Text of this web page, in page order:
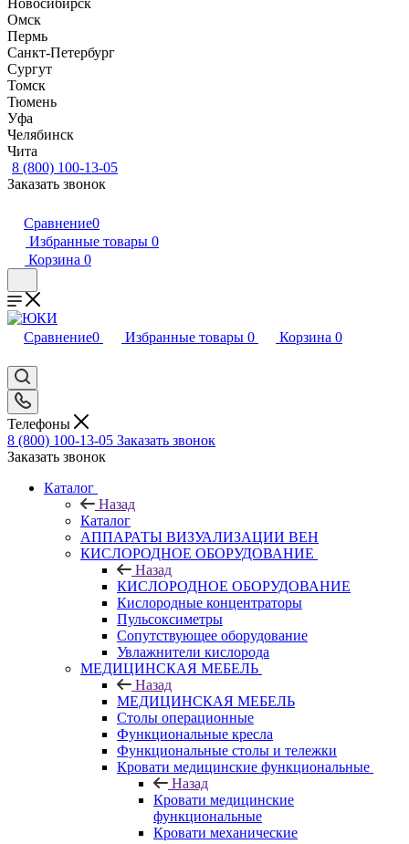
Омск
Пермь
Санкт-Петербург
Сургут
Томск
Тюмень
Уфа
Челябинск
Чита
8 (800) 100-13-05
Заказать звонок
Сравнение0
Избранные товары 0
Корзина 0
Сравнение0 Избранные товары 0 Корзина 0
Телефоны
8 (800) 100-13-05 Заказать звонок
Заказать звонок
Каталог
Назад
Каталог
АППАРАТЫ ВИЗУАЛИЗАЦИИ ВЕН
КИСЛОРОДНОЕ ОБОРУДОВАНИЕ
Назад
КИСЛОРОДНОЕ ОБОРУДОВАНИЕ
Кислородные концентраторы
Пульсоксиметры
Сопутствующее оборудование
Увлажнители кислорода
МЕДИЦИНСКАЯ МЕБЕЛЬ
Назад
МЕДИЦИНСКАЯ МЕБЕЛЬ
Столы операционные
Функциональные кресла
Функциональные столы и тележки
Кровати медицинские функциональные
Назад
Кровати медицинские
функциональные
Кровати механические